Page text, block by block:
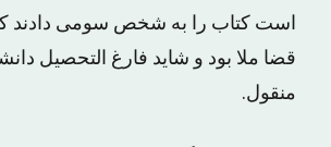
است کتاب را به شخص سومی دادند که
قضا ملا بود و شاید فارغ التحصیل
منقول.